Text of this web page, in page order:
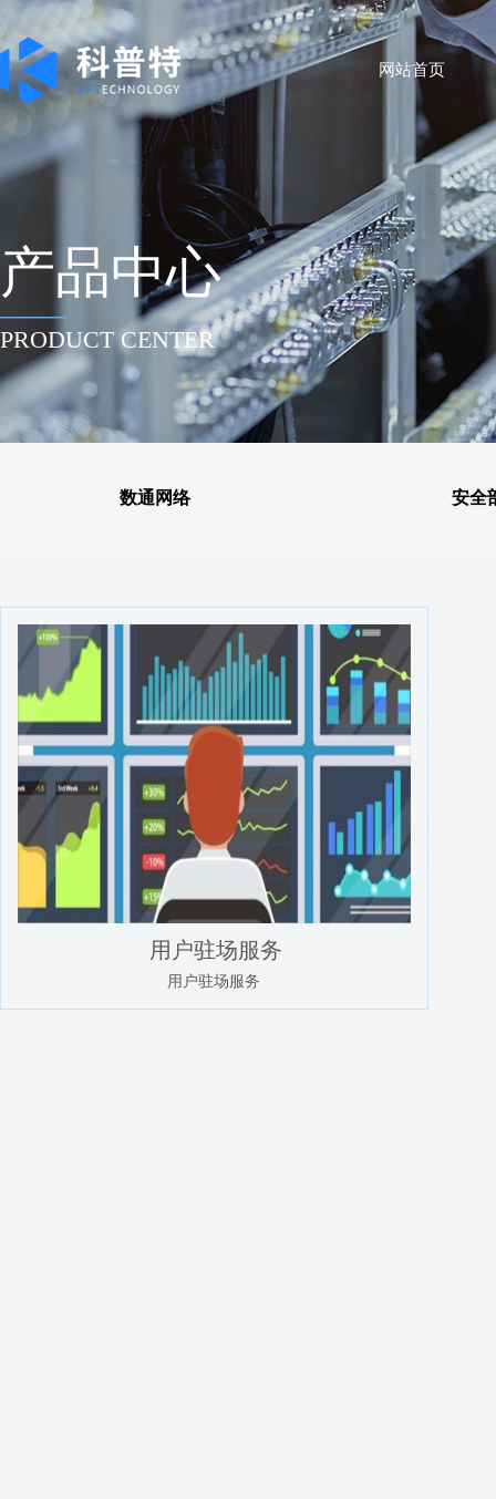
网站首页
产品中心
PRODUCT CENTER
——
数通网络 安全
用户驻场服务
用户驻场服务